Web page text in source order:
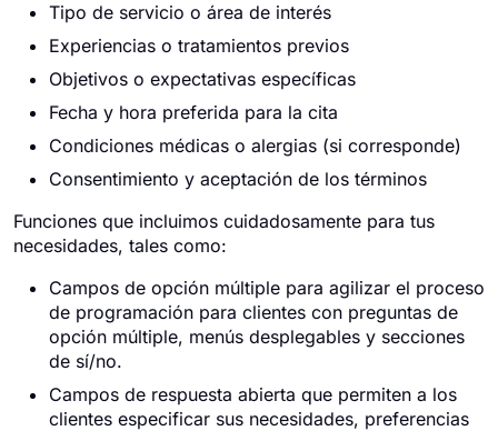
Tipo de servicio o área de interés
Experiencias o tratamientos previos
Objetivos o expectativas específicas
Fecha y hora preferida para la cita
Condiciones médicas o alergias (si corresponde)
Consentimiento y aceptación de los términos
Funciones que incluimos cuidadosamente para tus
necesidades, tales como:
Campos de opción múltiple para agilizar el proceso
de programación para clientes con preguntas de
opción múltiple, menús desplegables y secciones
de sí/no.
Campos de respuesta abierta que permiten a los
clientes especificar sus necesidades, preferencias